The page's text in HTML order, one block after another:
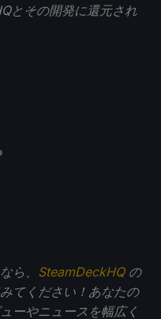
とその開発に還元され
ら、 SteamDeckHQの
てください！あなたの
ーやニュースを幅広く